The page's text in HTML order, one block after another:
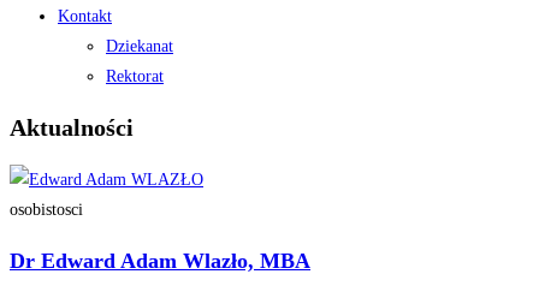
Kontakt
Dziekanat
Rektorat
Aktualności
osobistosci
Dr Edward Adam Wlazło, MBA